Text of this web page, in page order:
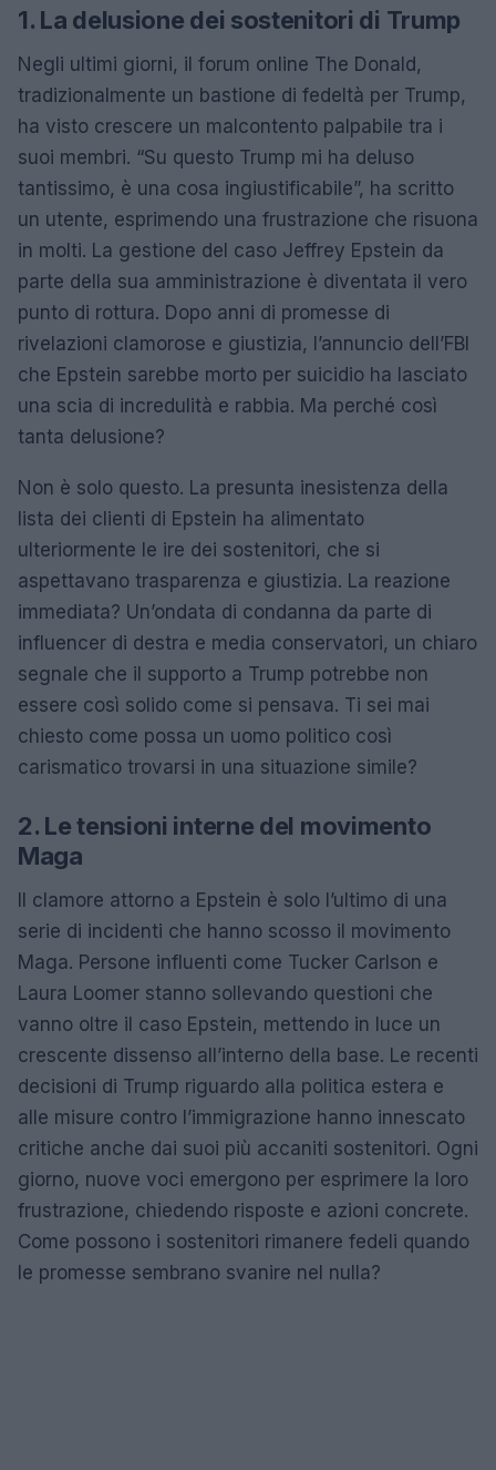
1. La delusione dei sostenitori di Trump
Negli ultimi giorni, il forum online The Donald,
tradizionalmente un bastione di fedeltà per Trump,
ha visto crescere un malcontento palpabile tra i
suoi membri. “Su questo Trump mi ha deluso
tantissimo, è una cosa ingiustificabile”, ha scritto
un utente, esprimendo una frustrazione che risuona
in molti. La gestione del caso Jeffrey Epstein da
parte della sua amministrazione è diventata il vero
punto di rottura. Dopo anni di promesse di
rivelazioni clamorose e giustizia, l’annuncio dell’FBI
che Epstein sarebbe morto per suicidio ha lasciato
una scia di incredulità e rabbia. Ma perché così
tanta delusione?
Non è solo questo. La presunta inesistenza della
lista dei clienti di Epstein ha alimentato
ulteriormente le ire dei sostenitori, che si
aspettavano trasparenza e giustizia. La reazione
immediata? Un’ondata di condanna da parte di
influencer di destra e media conservatori, un chiaro
segnale che il supporto a Trump potrebbe non
essere così solido come si pensava. Ti sei mai
chiesto come possa un uomo politico così
carismatico trovarsi in una situazione simile?
2. Le tensioni interne del movimento
Maga
Il clamore attorno a Epstein è solo l’ultimo di una
serie di incidenti che hanno scosso il movimento
Maga. Persone influenti come Tucker Carlson e
Laura Loomer stanno sollevando questioni che
vanno oltre il caso Epstein, mettendo in luce un
crescente dissenso all’interno della base. Le recenti
decisioni di Trump riguardo alla politica estera e
alle misure contro l’immigrazione hanno innescato
critiche anche dai suoi più accaniti sostenitori. Ogni
giorno, nuove voci emergono per esprimere la loro
frustrazione, chiedendo risposte e azioni concrete.
Come possono i sostenitori rimanere fedeli quando
le promesse sembrano svanire nel nulla?